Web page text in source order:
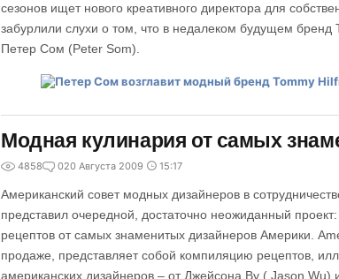
сезонов ищет нового креативного директора для
забурлили слухи о том, что в недалеком будущем бренд
Петер Сом (Peter Som).
Модная кулинария от самых
4858 020 Августа 2009 15:17
Американский совет модных дизайнеров в
представил очередной, достаточно неожиданный
рецептов от самых знаменитых дизайнеров Америки.
продаже, представляет собой компиляцию рецептов,
американских дизайнеров – от Джейсона Ву ( Jason